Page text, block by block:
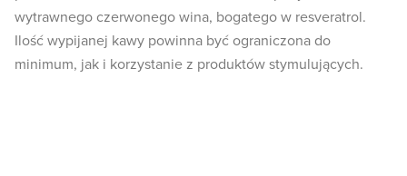
wytrawnego czerwonego wina, bogatego w resveratrol.
Ilość wypijanej kawy powinna być ograniczona do
minimum, jak i korzystanie z produktów stymulujących.